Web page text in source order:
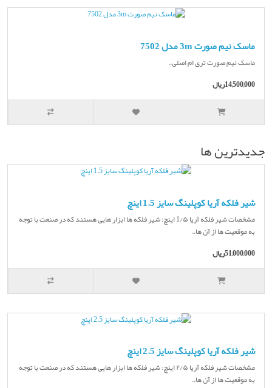
ماسک نیم صورت 3m مدل 7502
ماسک نیم صورت تری ام اصلی..
14,500,000ریال
جديدترين ها
شیر فلکه آریا کوپلینگ سایز 1.5 اینچ
مشخصات شیر فلکه آریا 1/۵ اینچ: شیر فلکه ها ابزار هایی هستند که در صنعت با توجه
به موقعیت ها از آن ها..
51,000,000ریال
شیر فلکه آریا کوپلینگ سایز 2.5 اینچ
مشخصات شیر فلکه آریا ۲/۵ اینچ: شیر فلکه ها ابزار هایی هستند که در صنعت با توجه
به موقعیت ها از آن ها..